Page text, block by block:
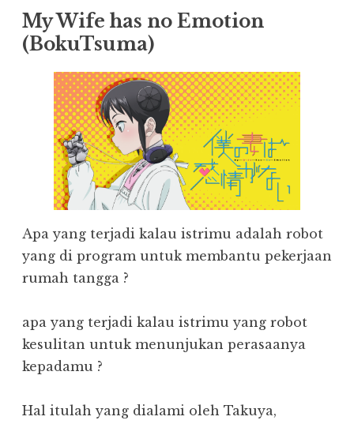
My Wife has no Emotion
(BokuTsuma)
Apa yang terjadi kalau istrimu adalah robot
yang di program untuk membantu pekerjaan
rumah tangga ?
apa yang terjadi kalau istrimu yang robot
kesulitan untuk menunjukan perasaanya
kepadamu ?
Hal itulah yang dialami oleh Takuya,